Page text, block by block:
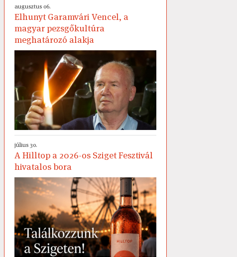
augusztus 06.
Elhunyt Garamvári Vencel, a
magyar pezsgőkultúra
meghatározó alakja
július 30.
A Hilltop a 2026-os Sziget Fesztivál
hivatalos bora